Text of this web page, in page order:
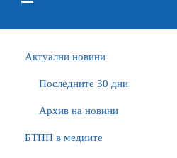
Актуални новини
Последните 30 дни
Архив на новини
БTПП в медиите